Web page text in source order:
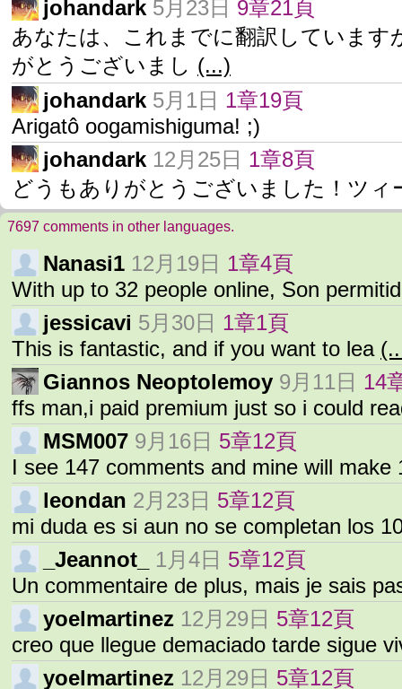
johandark 5月23日 9章21頁
あなたは、これまでに翻訳していま
がとうございまし (...)
johandark 5月1日 1章19頁
Arigatô oogamishiguma! ;)
johandark 12月25日 1章8頁
どうもありがとうございました！ツィ
7697 comments in other languages.
Nanasi1 12月19日 1章4頁
With up to 32 people online, Son
jessicavi 5月30日 1章1頁
This is fantastic, and if you want to lea
Giannos Neoptolemoy 9月11日 14
ffs man,i paid premium just so i could
MSM007 9月16日 5章12頁
I see 147 comments and mine will
leondan 2月23日 5章12頁
mi duda es si aun no se completan los
_Jeannot_
1月4日 5章12頁
Un commentaire de plus, mais je sais
yoelmartinez 12月29日 5章12頁
creo que llegue demaciado tarde sigue
yoelmartinez 12月29日 5章12頁